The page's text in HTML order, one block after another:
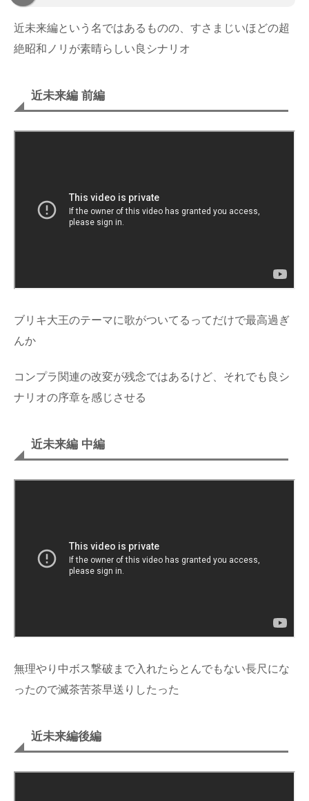
近未来編という名ではあるものの、すさまじいほどの超
絶昭和ノリが素晴らしい良シナリオ
近未来編 前編
ブリキ大王のテーマに歌がついてるってだけで最高過ぎ
んか
コンプラ関連の改変が残念ではあるけど、それでも良シ
ナリオの序章を感じさせる
近未来編 中編
無理やり中ボス撃破まで入れたらとんでもない長尺にな
ったので滅茶苦茶早送りしたった
近未来編後編